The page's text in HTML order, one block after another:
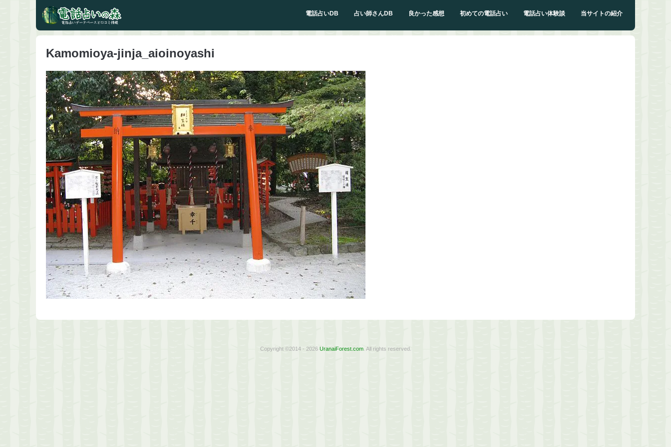
電話占いDB 占い師さんDB 良かった感想 初めての電話占い 電話占い体験談 当サイトの紹介
Kamomioya-jinja_aioinoyashi
Copyright ©2014 - 2026 UranaiForest.com. All rights reserved.